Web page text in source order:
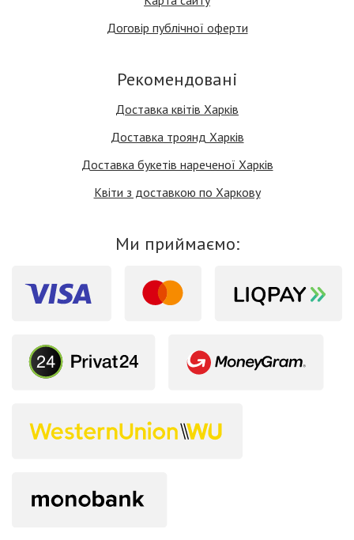
Договір публічної оферти
Рекомендовані
Доставка квітів Харків
Доставка троянд Харків
Доставка букетів нареченої Харків
Квіти з доставкою по Харкову
Ми приймаємо: